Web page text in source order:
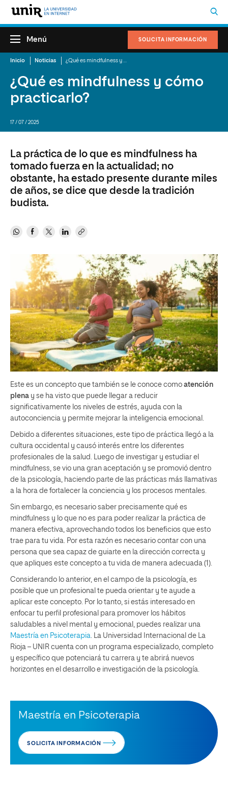
SOLICITA INFORMACIÓN
Menú
Inicio Noticias
¿Qué es mindfulness y cómo
practicarlo?
17 / 07 / 2025
La práctica de lo que es mindfulness ha
tomado fuerza en la actualidad; no
obstante, ha estado presente durante miles
de años, se dice que desde la tradición
budista.
Este es un concepto que también se le conoce como atención
plena y se ha visto que puede llegar a reducir
significativamente los niveles de estrés, ayuda con la
autoconciencia y permite mejorar la inteligencia emocional.
Debido a diferentes situaciones, este tipo de práctica llegó a la
cultura occidental y causó interés entre los diferentes
profesionales de la salud. Luego de investigar y estudiar el
mindfulness, se vio una gran aceptación y se promovió dentro
de la psicología, haciendo parte de las prácticas más llamativas
a la hora de fortalecer la conciencia y los procesos mentales.
Sin embargo, es necesario saber precisamente qué es
mindfulness y lo que no es para poder realizar la práctica de
manera efectiva, aprovechando todos los beneficios que esto
trae para tu vida. Por esta razón es necesario contar con una
persona que sea capaz de guiarte en la dirección correcta y
que apliques este concepto a tu vida de manera adecuada (1).
Considerando lo anterior, en el campo de la psicología, es
posible que un profesional te pueda orientar y te ayude a
aplicar este concepto. Por lo tanto, si estás interesado en
enfocar tu perfil profesional para promover los hábitos
saludables a nivel mental y emocional, puedes realizar una
Maestría en Psicoterapia . La Universidad Internacional de La
Rioja – UNIR cuenta con un programa especializado, completo
y específico que potenciará tu carrera y te abrirá nuevos
horizontes en el desarrollo e investigación de la psicología.
Maestría en Psicoterapia
SOLICITA INFORMACIÓN